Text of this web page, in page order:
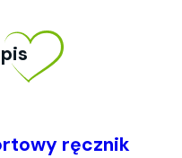
ręcznik